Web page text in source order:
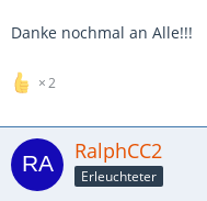
Danke nochmal an Alle!!!
2
RalphCC2
Erleuchteter